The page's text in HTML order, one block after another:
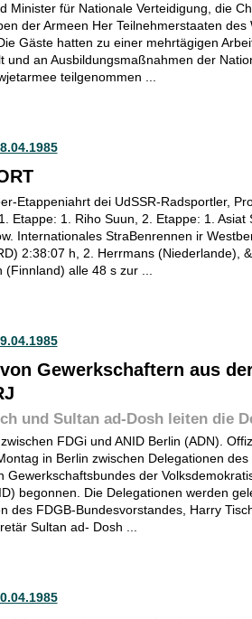
Minister für Nationale Verteidigung, die
der Armeen Her Teilnehmerstaaten des
Gäste hatten zu einer mehrtägigen
und an Ausbildungsmaßnahmen der
teilgenommen ...
Etappeniahrt dei UdSSR-Radsportler,
Etappe: 1. Riho Suun, 2. Etappe: 1. Asiat
Internationales StraBenrennen ir
2:38:07 h, 2. Herrmans (Niederlande),
(Finnland) alle 48 s zur ...
Gewerkschaftern aus
und Sultan ad-Dosh leiten die
FDGi und ANID Berlin (ADN).
in Berlin zwischen Delegationen
Gewerkschaftsbundes der
begonnen. Die Delegationen werden
des FDGB-Bundesvorstandes, Harry
Sultan ad- Dosh ...